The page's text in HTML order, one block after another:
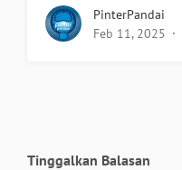
PinterPandai
Feb 11, 2025
Tinggalkan Balasan